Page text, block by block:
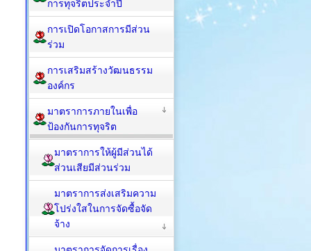
การทุจริตประจำปี
การเปิดโอกาสการมีส่วน
ร่วม
การเสริมสร้างวัฒนธรรม
องค์กร
มาตราการภายในเพื่อ
ป้องกันการทุจริต
มาตราการให้ผู้มีส่วนได้
ส่วนเสียมีส่วนร่วม
มาตราการส่งเสริมความ
โปร่งใสในการจัดซื้อจัด
จ้าง